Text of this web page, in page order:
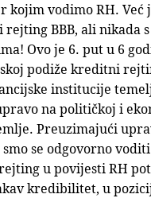
kojim vodimo RH. Već
BBB, ali nikada s
Ovo je 6. put u 6
podiže kreditni
institucije
na političkoj i
Preuzimajući
se odgovorno
u povijesti RH
kredibilitet, u